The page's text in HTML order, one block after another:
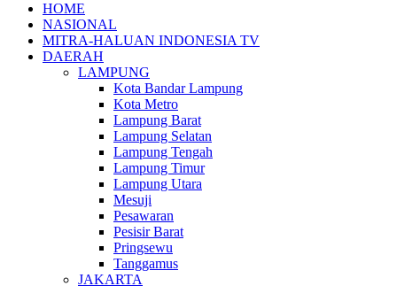
HOME
NASIONAL
MITRA-HALUAN INDONESIA TV
DAERAH
LAMPUNG
Kota Bandar Lampung
Kota Metro
Lampung Barat
Lampung Selatan
Lampung Tengah
Lampung Timur
Lampung Utara
Mesuji
Pesawaran
Pesisir Barat
Pringsewu
Tanggamus
JAKARTA